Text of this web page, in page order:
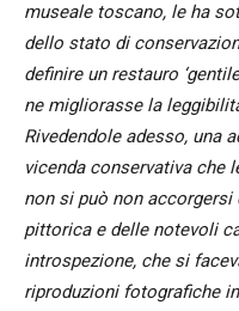
museale toscano, le ha
dello stato di
definire un restauro
ne migliorasse la
Rivedendole adesso, una
vicenda conservativa che
non si può non accorgersi
pittorica e delle notevoli
introspezione, che si
riproduzioni fotografiche